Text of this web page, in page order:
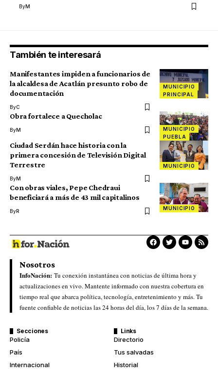
ByM
También te interesará
MUNICIPIO
PRINCIPAL
Manifestantes impiden a funcionarios de
la alcaldesa de Acatlán presunto robo de
documentación
ByC
MUNICIPIO
PUEBLA
Obra fortalece a Quecholac
ByM
MUNICIPIO
Ciudad Serdán hace historia con la
primera concesión de Televisión Digital
Terrestre
ByM
MUNICIPIO
Con obras viales, Pepe Chedraui
beneficiará a más de 43 mil capitalinos
ByR
Nosotros
InfoNación: Tu conexión instantánea con noticias de última hora y
actualizaciones en vivo. Mantente informado con nuestra cobertura en
tiempo real que abarca política, tecnología, entretenimiento y más. Tu
fuente confiable de noticias las 24 horas del día, los 7 días de la semana.
Secciones
Policía
País
Internacional
Links
Directorio
Tus salvadas
Historial